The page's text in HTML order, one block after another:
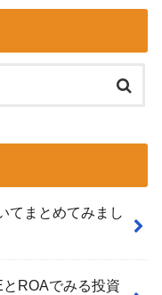
てまとめてみまし
ROAでみる投資